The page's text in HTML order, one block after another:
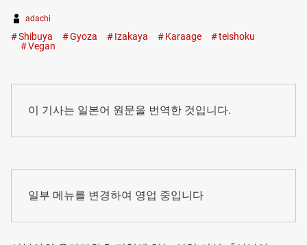
adachi
Shibuya Gyoza Izakaya Karaage
teishoku
Vegan
이 기사는 일본어 원문을 번역한 것입니다.
일부 메뉴를 변경하여 영업 중입니다